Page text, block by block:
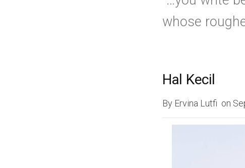
whose
Hal Kecil
By Ervina Lutfi on